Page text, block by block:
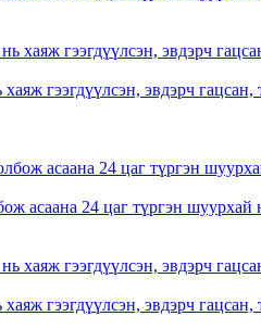
гээгдүүлсэн, эвдэрч гацсан,
асаана 24 цаг түргэн шуурхай
гээгдүүлсэн, эвдэрч гацсан,